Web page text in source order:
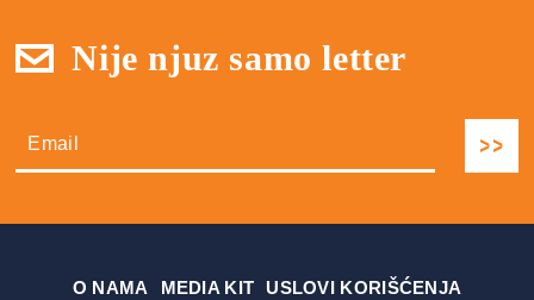
Nije njuz samo letter
О NAMA MEDIA KIT USLOVI KORIŠĆENJA